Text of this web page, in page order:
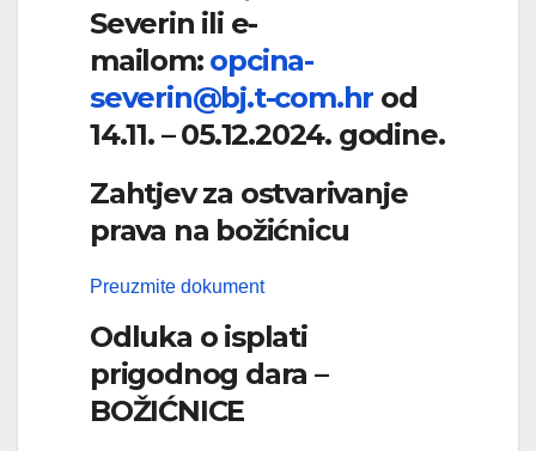
Severin ili e-
mailom: opcina-
severin@bj.t-com.hr od
14.11. – 05.12.2024. godine.
Zahtjev za ostvarivanje
prava na božićnicu
Preuzmite dokument
Odluka o isplati
prigodnog dara –
BOŽIĆNICE